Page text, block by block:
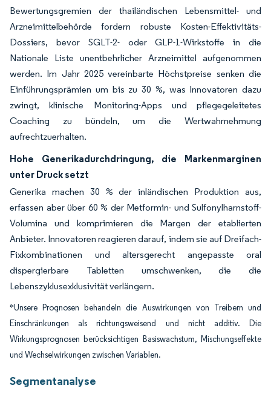
Bewertungsgremien der thailändischen Lebensmittel- und
Arzneimittelbehörde fordern robuste Kosten-Effektivitäts-
Dossiers, bevor SGLT-2- oder GLP-1-Wirkstoffe in die
Nationale Liste unentbehrlicher Arzneimittel aufgenommen
werden. Im Jahr 2025 vereinbarte Höchstpreise senken die
Einführungsprämien um bis zu 30 %, was Innovatoren dazu
zwingt, klinische Monitoring-Apps und pflegegeleitetes
Coaching zu bündeln, um die Wertwahrnehmung
aufrechtzuerhalten.
Hohe Generikadurchdringung, die Markenmarginen
unter Druck setzt
Generika machen 30 % der inländischen Produktion aus,
erfassen aber über 60 % der Metformin- und Sulfonylharnstoff-
Volumina und komprimieren die Margen der etablierten
Anbieter. Innovatoren reagieren darauf, indem sie auf Dreifach-
Fixkombinationen und altersgerecht angepasste oral
dispergierbare Tabletten umschwenken, die die
Lebenszyklusexklusivität verlängern.
*Unsere Prognosen behandeln die Auswirkungen von Treibern und
Einschränkungen als richtungsweisend und nicht additiv. Die
Wirkungsprognosen berücksichtigen Basiswachstum, Mischungseffekte
und Wechselwirkungen zwischen Variablen.
Segmentanalyse